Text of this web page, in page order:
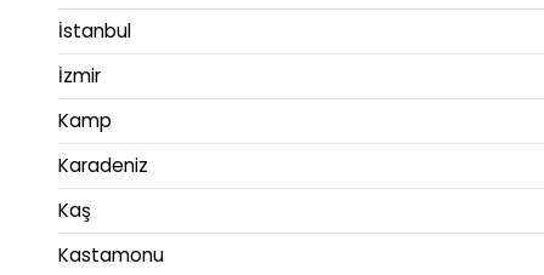
İstanbul
İzmir
Kamp
Karadeniz
Kaş
Kastamonu